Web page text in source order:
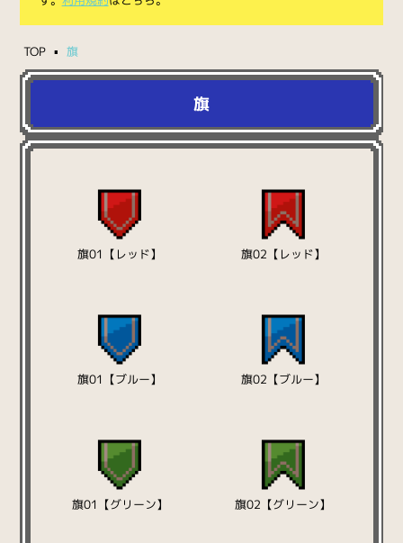
TOP 旗
旗
旗01【レッド】 旗02【レッド】
旗01【ブルー】 旗02【ブルー】
旗01【グリーン】 旗02【グリーン】